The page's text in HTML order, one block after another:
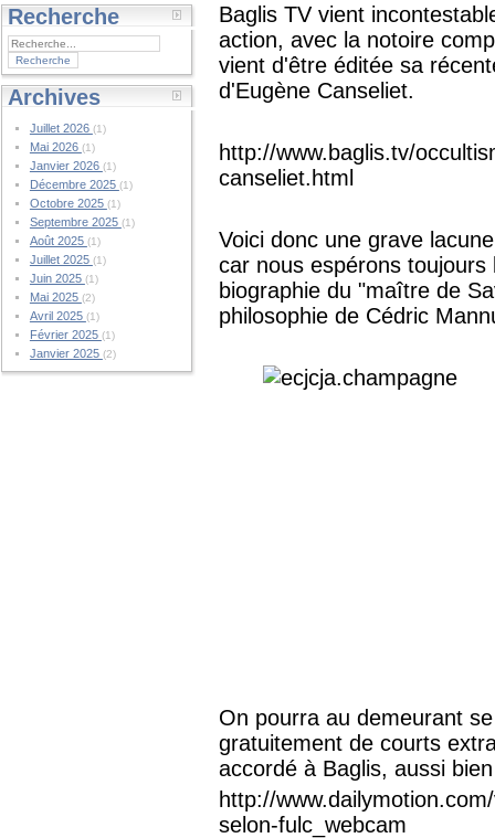
Recherche
Archives
Juillet 2026 (1)
Mai 2026 (1)
Janvier 2026 (1)
Décembre 2025 (1)
Octobre 2025 (1)
Septembre 2025 (1)
Août 2025 (1)
Juillet 2025 (1)
Juin 2025 (1)
Mai 2025 (2)
Avril 2025 (1)
Février 2025 (1)
Janvier 2025 (2)
Baglis TV vient
action, avec la notoire
vient d'être éditée sa
d'Eugène Canseliet.
http://www.baglis.tv/
canseliet.html
Voici donc une grave
car nous espérons
biographie du "maître de
philosophie de Cédric
On pourra au demeurant
gratuitement de courts
accordé à Baglis, aussi
http://
selon-fulc_webcam